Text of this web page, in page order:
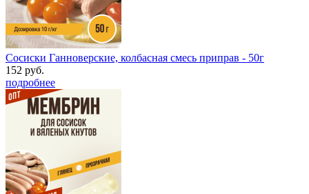
Сосиски Ганноверские, колбасная смесь приправ - 50г
152 руб.
подробнее